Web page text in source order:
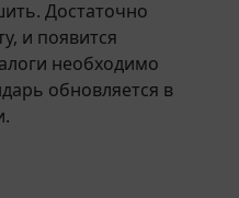
Достаточно
и появится
необходимо
обновляется в